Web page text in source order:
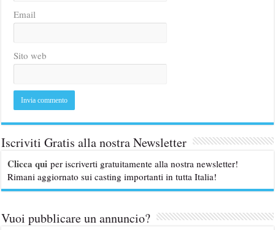
Email
Sito web
Iscriviti Gratis alla nostra Newsletter
Clicca qui per iscriverti gratuitamente alla nostra newsletter!
Rimani aggiornato sui casting importanti in tutta Italia!
Vuoi pubblicare un annuncio?